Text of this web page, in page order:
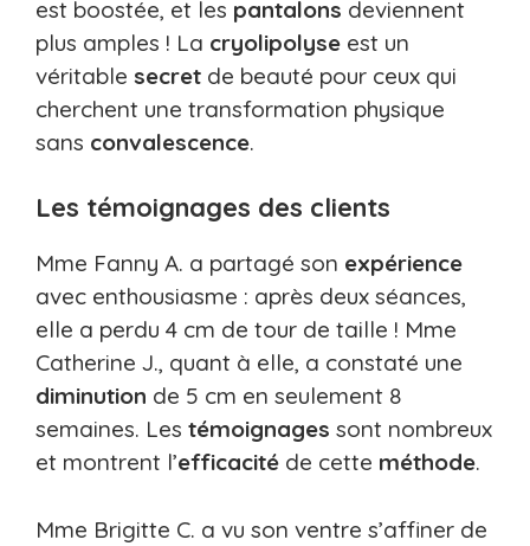
est boostée, et les pantalons deviennent
plus amples ! La cryolipolyse est un
véritable secret de beauté pour ceux qui
cherchent une transformation physique
sans convalescence.
Les témoignages des clients
Mme Fanny A. a partagé son expérience
avec enthousiasme : après deux séances,
elle a perdu 4 cm de tour de taille ! Mme
Catherine J., quant à elle, a constaté une
diminution de 5 cm en seulement 8
semaines. Les témoignages sont nombreux
et montrent l’efficacité de cette méthode.
Mme Brigitte C. a vu son ventre s’affiner de